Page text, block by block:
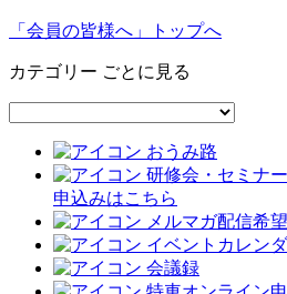
「会員の皆様へ」トップへ
カテゴリー ごとに見る
おうみ路
研修会・セミナ
申込みはこちら
メルマガ配信希
イベントカレン
会議録